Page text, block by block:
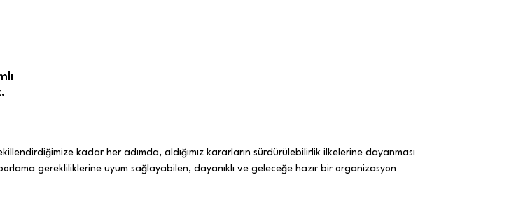
kadar her adımda, aldığımız kararların sürdürülebilirlik ilkelerine dayanması
gerekliliklerine uyum sağlayabilen, dayanıklı ve geleceğe hazır bir organizasyon